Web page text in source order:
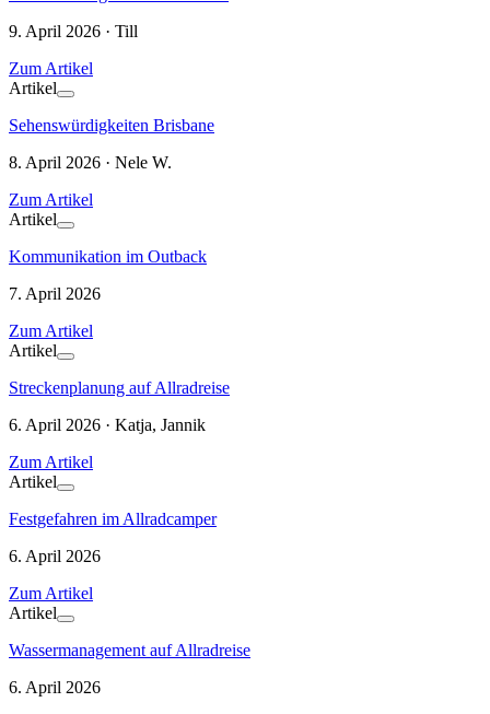
9. April 2026 · Till
Zum Artikel
Artikel
Sehenswürdigkeiten Brisbane
8. April 2026 · Nele W.
Zum Artikel
Artikel
Kommunikation im Outback
7. April 2026
Zum Artikel
Artikel
Streckenplanung auf Allradreise
6. April 2026 · Katja, Jannik
Zum Artikel
Artikel
Festgefahren im Allradcamper
6. April 2026
Zum Artikel
Artikel
Wassermanagement auf Allradreise
6. April 2026